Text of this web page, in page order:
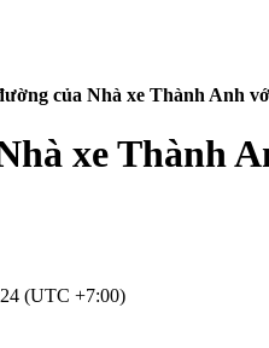
của Nhà xe Thành Anh
xe Thành
(UTC +7:00)